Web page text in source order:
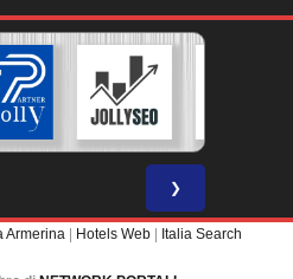
❯
Armerina Hotels Web Italia Search